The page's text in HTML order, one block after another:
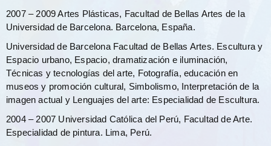
2007 – 2009 Artes Plásticas, Facultad de Bellas Artes de la
Universidad de Barcelona. Barcelona, España.
Universidad de Barcelona Facultad de Bellas Artes. Escultura y
Espacio urbano, Espacio, dramatización e iluminación,
Técnicas y tecnologías del arte, Fotografía, educación en
museos y promoción cultural, Simbolismo, Interpretación de la
imagen actual y Lenguajes del arte: Especialidad de Escultura.
2004 – 2007 Universidad Católica del Perú, Facultad de Arte.
Especialidad de pintura. Lima, Perú.